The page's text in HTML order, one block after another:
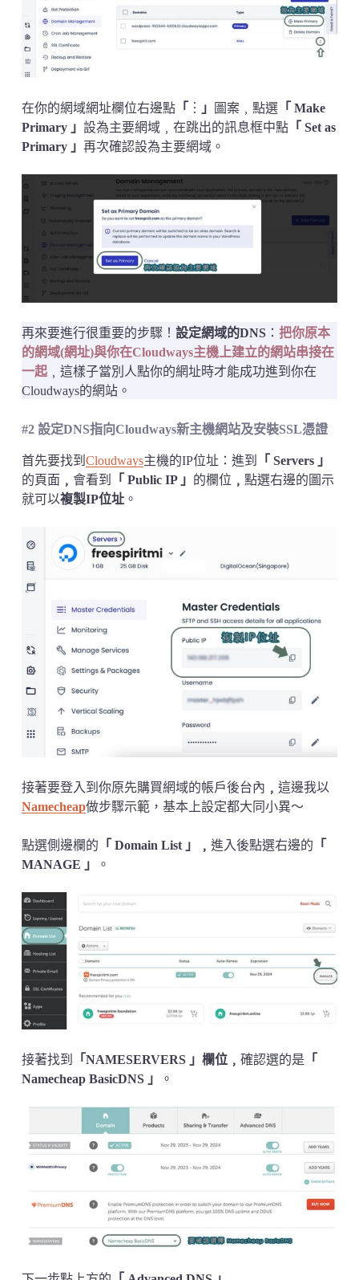
在你的網域網址欄位右邊點「 ︙ 」 圖案﹐點選「 Make
Primary 」 設為主要網域﹐在跳出的訊息框中點「 Set as
Primary 」 再次確認設為主要網域。
再來要進行很重要的步驟！ 設定網域的DNS： 把你原本
的網域(網址)與你在Cloudways主機上建立的網站串接在
一起﹐這樣子當別人點你的網址時才能成功進到你在
Cloudways的網站。
#2 設定DNS指向Cloudways新主機網站及安裝SSL憑證
首先要找到 Cloudways主機的IP位址：進到
「 Servers 」
的頁面 ﹐ 會看到 「 Public IP 」 的欄位 ﹐ 點選右邊的圖示
就可以複製IP位址。
接著要登入到你原先購買網域的帳戶後台內 ﹐ 這邊我以
Namecheap做步驟示範，基本上設定都大同小異～
點選側邊欄的 「 Domain List 」﹐ 進入後點選右邊的 「
MANAGE 」
。
接著找到 「NAMESERVERS 」欄位﹐ 確認選的是 「
Namecheap BasicDNS 」
。